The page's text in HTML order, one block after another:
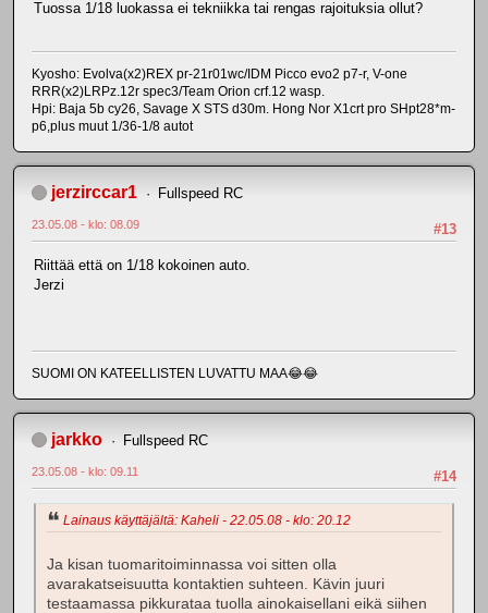
Tuossa 1/18 luokassa ei tekniikka tai rengas rajoituksia ollut?
Kyosho: Evolva(x2)REX pr-21r01wc/IDM Picco evo2 p7-r, V-one
RRR(x2)LRPz.12r spec3/Team Orion crf.12 wasp.
Hpi: Baja 5b cy26, Savage X STS d30m. Hong Nor X1crt pro SHpt28*m-
p6,plus muut 1/36-1/8 autot
jerzirccar1 Fullspeed RC
#13
23.05.08 - klo: 08.09
Riittää että on 1/18 kokoinen auto.
Jerzi
SUOMI ON KATEELLISTEN LUVATTU MAA😂😂
jarkko Fullspeed RC
#14
23.05.08 - klo: 09.11
Lainaus käyttäjältä: Kaheli - 22.05.08 - klo: 20.12
Ja kisan tuomaritoiminnassa voi sitten olla
avarakatseisuutta kontaktien suhteen. Kävin juuri
testaamassa pikkurataa tuolla ainokaisellani eikä siihen